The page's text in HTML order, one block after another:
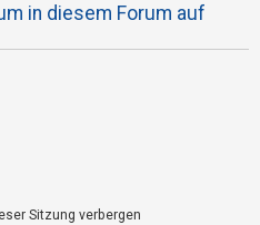
in diesem Forum auf
Sitzung verbergen